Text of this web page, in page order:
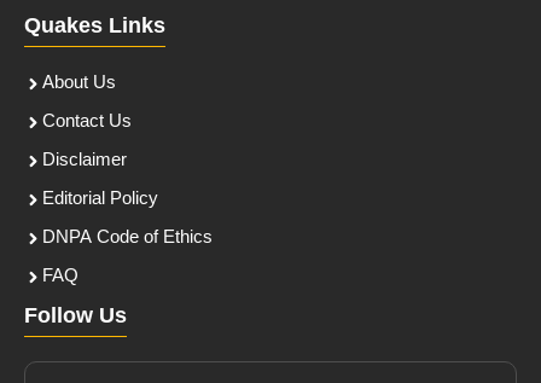
Quakes Links
About Us
Contact Us
Disclaimer
Editorial Policy
DNPA Code of Ethics
FAQ
Follow Us